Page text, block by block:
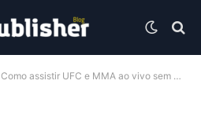
Como assistir UFC e MMA ao vivo sem pagar muito caro